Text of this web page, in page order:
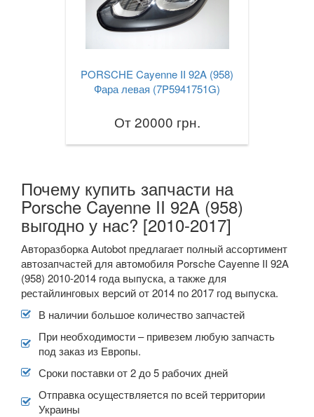
PORSCHE Cayenne II 92A (958)
Фара левая (7P5941751G)
От 20000 грн.
Почему купить запчасти на
Porsche Cayenne II 92A (958)
выгодно у нас? [2010-2017]
Авторазборка Autobot предлагает полный ассортимент
автозапчастей для автомобиля Porsche Cayenne II 92A
(958) 2010-2014 года выпуска, а также для
рестайлинговых версий от 2014 по 2017 год выпуска.
В наличии большое количество запчастей
При необходимости – привезем любую запчасть
под заказ из Европы.
Сроки поставки от 2 до 5 рабочих дней
Отправка осуществляется по всей территории
Украины